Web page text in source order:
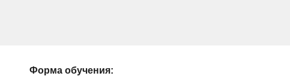
Форма обучения: